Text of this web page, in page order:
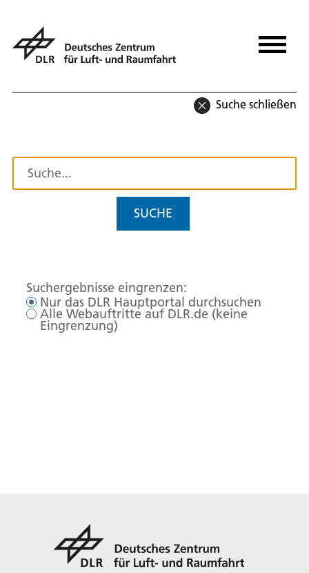
Suche schließen
SUCHE
Suchergebnisse eingrenzen:
Nur das DLR Hauptportal durchsuchen
Alle Webauftritte auf DLR.de (keine
Eingrenzung)